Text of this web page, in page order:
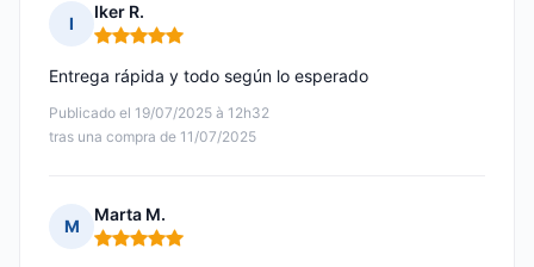
I
Iker R.
Nota: 5 de 5
Publicado el 19/07/2025 à 12h32
tras una compra de 11/07/2025
Entrega rápida y todo según lo esperado
M
Marta M.
Nota: 5 de 5